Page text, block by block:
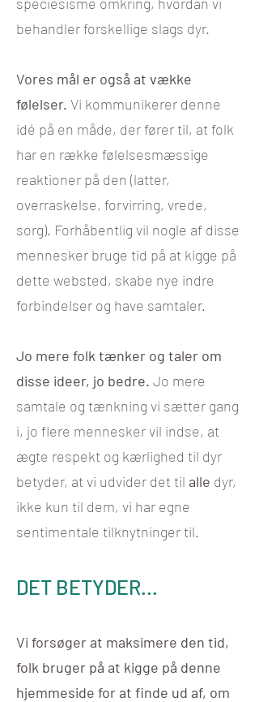
behandler forskellige slags dyr.
Vores mål er også at vække
følelser. Vi kommunikerer denne
idé på en måde, der fører til, at folk
har en række følelsesmæssige
reaktioner på den (latter,
overraskelse, forvirring, vrede,
sorg). Forhåbentlig vil nogle af disse
mennesker bruge tid på at kigge på
dette websted, skabe nye indre
forbindelser og have samtaler.
Jo mere folk tænker og taler om
disse ideer, jo bedre. Jo mere
samtale og tænkning vi sætter gang
i, jo flere mennesker vil indse, at
ægte respekt og kærlighed til dyr
betyder, at vi udvider det til alle dyr,
ikke kun til dem, vi har egne
sentimentale tilknytninger til.
DET BETYDER...
Vi forsøger at maksimere den tid,
folk bruger på at kigge på denne
hjemmeside for at finde ud af, om